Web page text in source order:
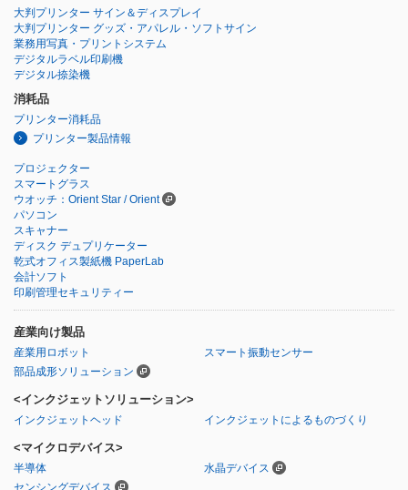
大判プリンター サイン＆ディスプレイ
大判プリンター グッズ・アパレル・ソフトサイン
業務用写真・プリントシステム
デジタルラベル印刷機
デジタル捺染機
消耗品
プリンター消耗品
プリンター製品情報
プロジェクター
スマートグラス
ウオッチ：Orient Star / Orient
パソコン
スキャナー
ディスク デュプリケーター
乾式オフィス製紙機 PaperLab
会計ソフト
印刷管理セキュリティー
産業向け製品
産業用ロボット
スマート振動センサー
部品成形ソリューション
<インクジェットソリューション>
インクジェットヘッド インクジェットによるものづくり
<マイクロデバイス>
半導体
水晶デバイス
センシングデバイス